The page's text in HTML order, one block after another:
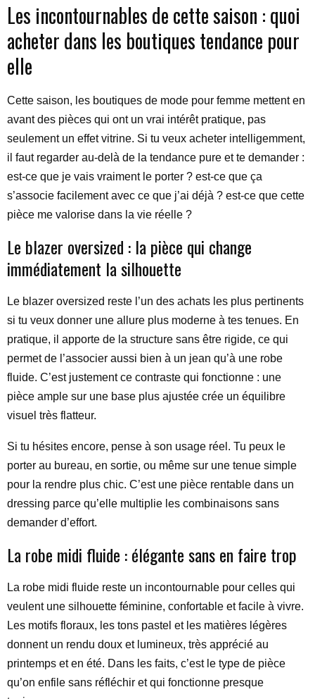
Les incontournables de cette saison : quoi
acheter dans les boutiques tendance pour
elle
Cette saison, les boutiques de mode pour femme mettent en
avant des pièces qui ont un vrai intérêt pratique, pas
seulement un effet vitrine. Si tu veux acheter intelligemment,
il faut regarder au-delà de la tendance pure et te demander :
est-ce que je vais vraiment le porter ? est-ce que ça
s’associe facilement avec ce que j’ai déjà ? est-ce que cette
pièce me valorise dans la vie réelle ?
Le blazer oversized : la pièce qui change
immédiatement la silhouette
Le blazer oversized reste l’un des achats les plus pertinents
si tu veux donner une allure plus moderne à tes tenues. En
pratique, il apporte de la structure sans être rigide, ce qui
permet de l’associer aussi bien à un jean qu’à une robe
fluide. C’est justement ce contraste qui fonctionne : une
pièce ample sur une base plus ajustée crée un équilibre
visuel très flatteur.
Si tu hésites encore, pense à son usage réel. Tu peux le
porter au bureau, en sortie, ou même sur une tenue simple
pour la rendre plus chic. C’est une pièce rentable dans un
dressing parce qu’elle multiplie les combinaisons sans
demander d’effort.
La robe midi fluide : élégante sans en faire trop
La robe midi fluide reste un incontournable pour celles qui
veulent une silhouette féminine, confortable et facile à vivre.
Les motifs floraux, les tons pastel et les matières légères
donnent un rendu doux et lumineux, très apprécié au
printemps et en été. Dans les faits, c’est le type de pièce
qu’on enfile sans réfléchir et qui fonctionne presque